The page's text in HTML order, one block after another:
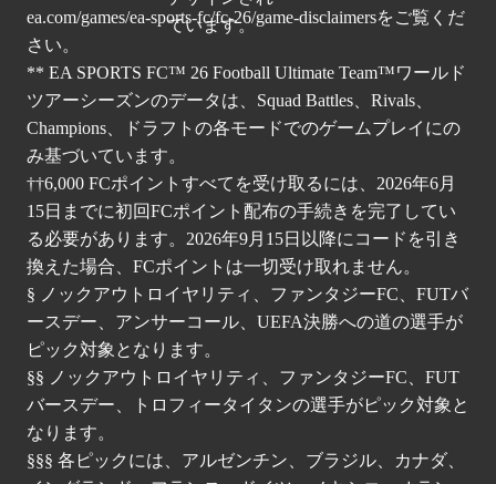
ea.com/games/ea-sports-fc/fc-26/game-disclaimersをご覧くだ
さい。
** EA SPORTS FC™ 26 Football Ultimate Team™ワールド
ツアーシーズンのデータは、Squad Battles、Rivals、
Champions、ドラフトの各モードでのゲームプレイにの
み基づいています。
††6,000 FCポイントすべてを受け取るには、2026年6月
15日までに初回FCポイント配布の手続きを完了してい
る必要があります。2026年9月15日以降にコードを引き
換えた場合、FCポイントは一切受け取れません。
§ ノックアウトロイヤリティ、ファンタジーFC、FUTバ
ースデー、アンサーコール、UEFA決勝への道の選手が
ピック対象となります。
§§ ノックアウトロイヤリティ、ファンタジーFC、FUT
バースデー、トロフィータイタンの選手がピック対象と
なります。
§§§ 各ピックには、アルゼンチン、ブラジル、カナダ、